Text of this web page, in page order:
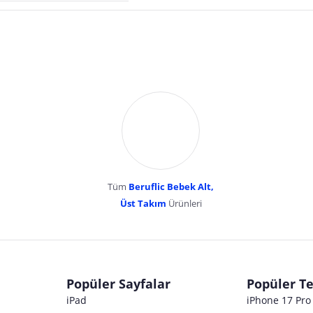
Tüm Beruflic Bebek Alt,
Üst Takım Ürünleri
Popüler Sayfalar
iPad
Popüler
iPhone 17